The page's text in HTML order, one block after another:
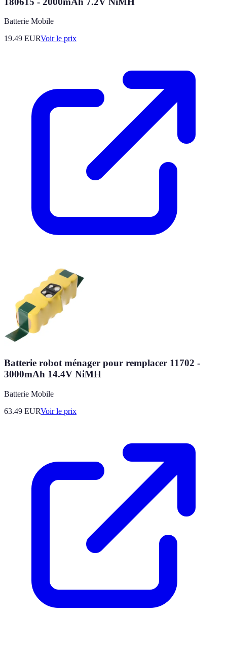
Batterie Mobile
19.49 EURVoir le prix
Batterie robot ménager pour remplacer 11702 -
3000mAh 14.4V NiMH
Batterie Mobile
63.49 EURVoir le prix